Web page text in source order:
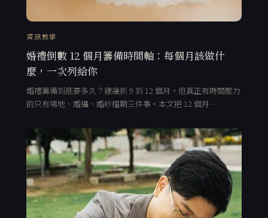
資訊教學
婚禮倒數 12 個月籌備時間軸：每個月該做什
麼，一次列給你
婚禮籌備到底要多久？建議抓 9 到 12 個月，但真正有時間壓力
的只有場地、婚攝、婚紗檔期三件事。本文把 12 個月…